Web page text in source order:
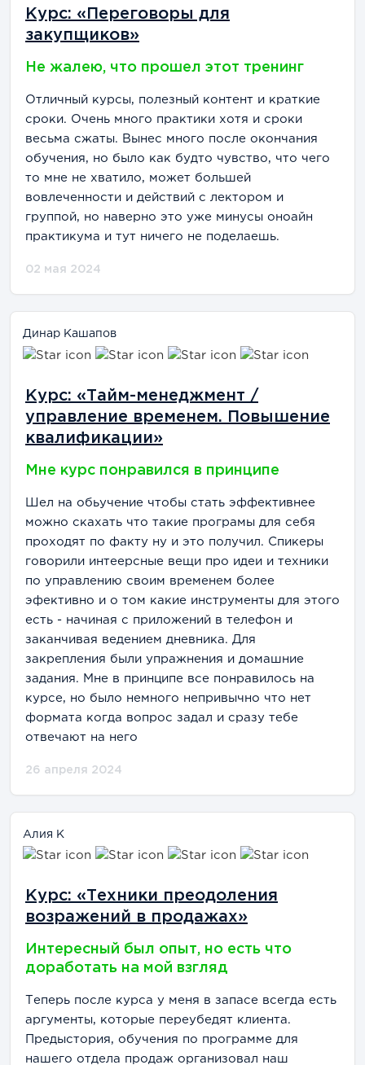
Курс: «Переговоры для
закупщиков»
Не жалею, что прошел этот тренинг
Отличный курсы, полезный контент и краткие
сроки. Очень много практики хотя и сроки
весьма сжаты. Вынес много после окончания
обучения, но было как будто чувство, что чего
то мне не хватило, может большей
вовлеченности и действий с лектором и
группой, но наверно это уже минусы оноайн
практикума и тут ничего не поделаешь.
02 мая 2024
Динар Кашапов
Курс: «Тайм-менеджмент /
управление временем. Повышение
квалификации»
Мне курс понравился в принципе
Шел на обьучение чтобы стать эффективнее
можно скахать что такие програмы для себя
проходят по факту ну и это получил. Спикеры
говорили интеерсные вещи про идеи и техники
по управлению своим временем более
эфективно и о том какие инструменты для этого
есть - начиная с приложений в телефон и
заканчивая ведением дневника. Для
закрепления были упражнения и домашние
задания. Мне в принципе все понравилось на
курсе, но было немного непривычно что нет
формата когда вопрос задал и сразу тебе
отвечают на него
26 апреля 2024
Алия К
Курс: «Техники преодоления
возражений в продажах»
Интересный был опыт, но есть что
доработать на мой взгляд
Теперь после курса у меня в запасе всегда есть
аргументы, которые переубедят клиента.
Предыстория, обучения по программе для
нашего отдела продаж организовал наш